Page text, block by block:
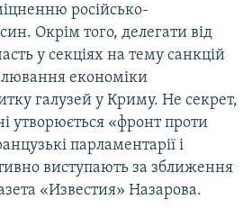
російсько-
Окрім того, делегати від
у секціях на тему санкцій
економіки
галузей у Криму. Не секрет,
утворюється «фронт проти
парламентарії і
виступають за зближення
«Известия» Назарова.